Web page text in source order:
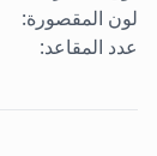
لون المقصورة:
عدد المقاعد: